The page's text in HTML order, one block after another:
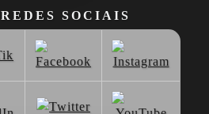
REDES SOCIAIS